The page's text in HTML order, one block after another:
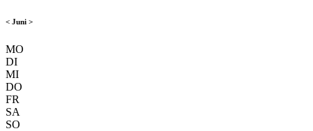
< Juni >
MO
DI
MI
DO
FR
SA
SO